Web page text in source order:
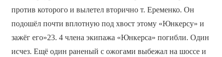
против которого и вылетел вторично т. Еременко. Он
подошёл почти вплотную под хвост этому «Юнкерсу» и
зажёг его»23. 4 члена экипажа «Юнкерса» погибли. Один
исчез. Ещё один раненый с ожогами выбежал на шоссе и